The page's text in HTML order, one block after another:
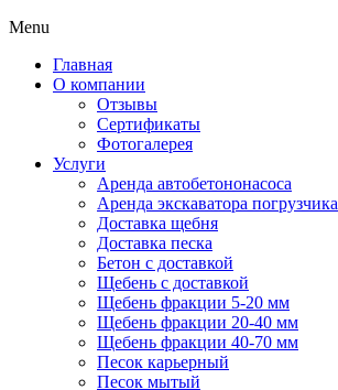
Menu
Главная
О компании
Отзывы
Сертификаты
Фотогалерея
Услуги
Аренда автобетононасоса
Аренда экскаватора погрузчика
Доставка щебня
Доставка песка
Бетон с доставкой
Щебень с доставкой
Щебень фракции 5-20 мм
Щебень фракции 20-40 мм
Щебень фракции 40-70 мм
Песок карьерный
Песок мытый